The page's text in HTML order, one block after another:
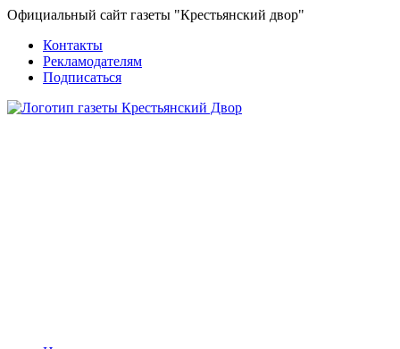
Официальный сайт газеты "Крестьянский двор"
Контакты
Рекламодателям
Подписаться